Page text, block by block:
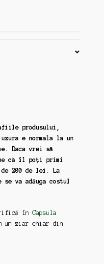
produsului,
e normala la un
Daca vrei să
că îl poți primi
de 200 de lei. La
se va adăuga costul
în Capsula
un ziar chiar din